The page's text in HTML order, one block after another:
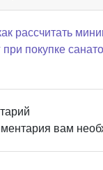
записям
рассчитать
при покупке
вам